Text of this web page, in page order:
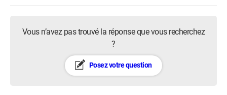
Vous n’avez pas trouvé la réponse que vous recherchez
?
Posez votre question